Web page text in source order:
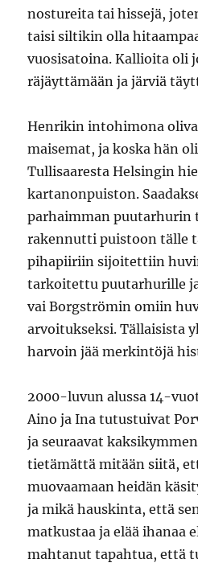
nostureita tai hissejä,
taisi siltikin olla
vuosisatoina. Kallioita oli
räjäyttämään ja järviä
Henrikin intohimona
maisemat, ja koska hän
Tullisaaresta Helsingin
kartanonpuiston.
parhaimman puutarhurin
rakennutti puistoon tälle
pihapiiriin sijoitettiin
tarkoitettu puutarhurille
vai Borgströmin omiin
arvoitukseksi. Tällaisista
harvoin jää merkintöjä
2000-luvun alussa 14-
Aino ja Ina tutustuivat
ja seuraavat
tietämättä mitään siitä,
muovaamaan heidän
ja mikä hauskinta, että
matkustaa ja elää ihanaa
mahtanut tapahtua, että